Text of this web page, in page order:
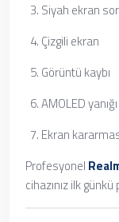
Siyah ekran
Çizgili ekran
Görüntü kaybı
AMOLED yanığı
Ekran
Profesyonel
cihazınız ilk